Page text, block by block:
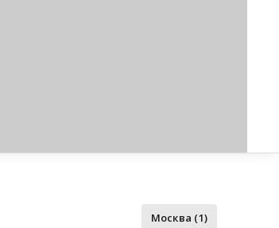
Москва (1)